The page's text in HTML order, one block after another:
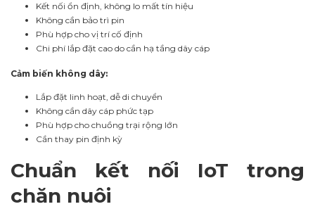
Kết nối ổn định, không lo mất tín hiệu
Không cần bảo trì pin
Phù hợp cho vị trí cố định
Chi phí lắp đặt cao do cần hạ tầng dây cáp
Cảm biến không dây:
Lắp đặt linh hoạt, dễ di chuyển
Không cần dây cáp phức tạp
Phù hợp cho chuồng trại rộng lớn
Cần thay pin định kỳ
Chuẩn kết nối IoT trong
chăn nuôi